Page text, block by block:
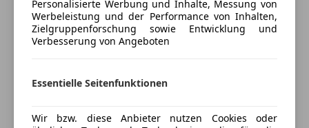
Versicherungsschutz an Ihre Bedürfnisse
anpassen
Auto einfach online versichern & Rabatt holen
Jetzt berechnen
Personalisierte Werbung und Inhalte, Messung von
Werbeleistung und der Performance von Inhalten,
Zielgruppenforschung sowie Entwicklung und
Verbesserung von Angeboten
Essentielle Seitenfunktionen
Wir bzw. diese Anbieter nutzen Cookies oder